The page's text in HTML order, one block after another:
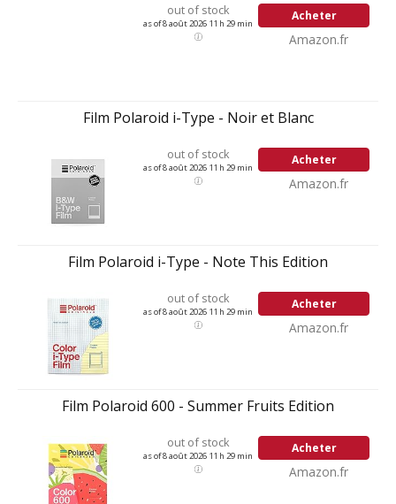
out of stock
as of 8 août 2026 11 h 29 min
Acheter
Amazon.fr
Film Polaroid i-Type - Noir et Blanc
out of stock
as of 8 août 2026 11 h 29 min
Acheter
Amazon.fr
Film Polaroid i-Type - Note This Edition
out of stock
as of 8 août 2026 11 h 29 min
Acheter
Amazon.fr
Film Polaroid 600 - Summer Fruits Edition
out of stock
as of 8 août 2026 11 h 29 min
Acheter
Amazon.fr